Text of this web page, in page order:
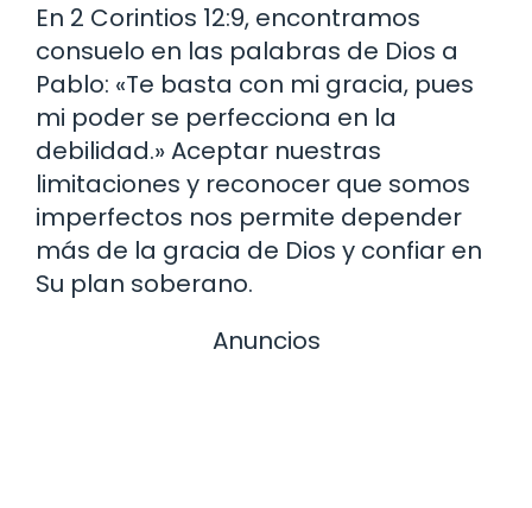
En 2 Corintios 12:9, encontramos
consuelo en las palabras de Dios a
Pablo: «Te basta con mi gracia, pues
mi poder se perfecciona en la
debilidad.» Aceptar nuestras
limitaciones y reconocer que somos
imperfectos nos permite depender
más de la gracia de Dios y confiar en
Su plan soberano.
Anuncios